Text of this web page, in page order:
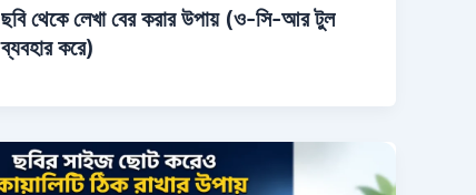
ছবি থেকে লেখা বের করার উপায় (ও-সি-আর টুল
ব্যবহার করে)